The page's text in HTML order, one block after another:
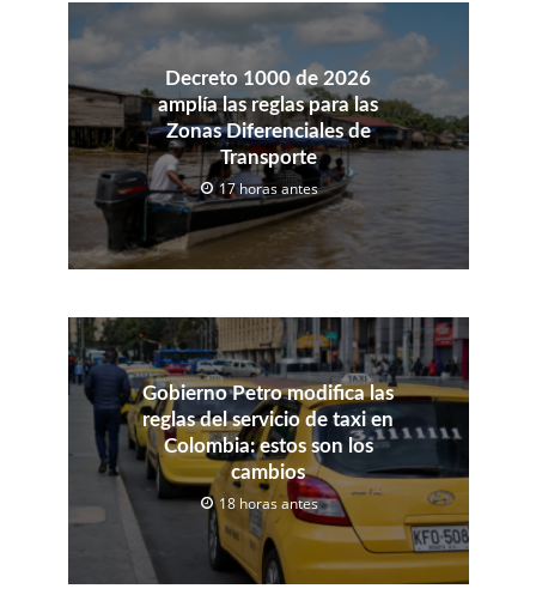
Decreto 1000 de 2026
amplía las reglas para las
Zonas Diferenciales de
Transporte
17 horas antes
Gobierno Petro modifica las
reglas del servicio de taxi en
Colombia: estos son los
cambios
18 horas antes